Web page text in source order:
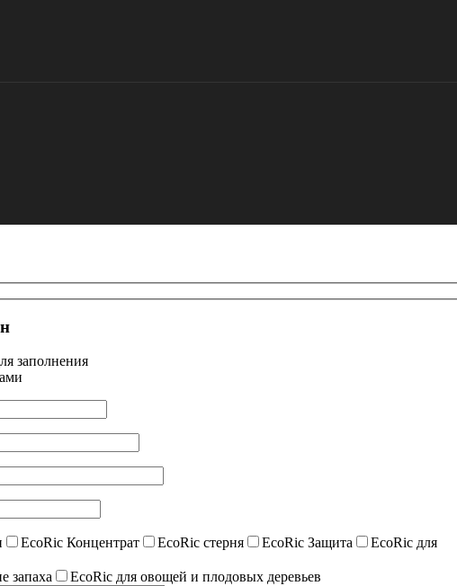
заполнения
EcoRic Концентрат EcoRic стерня EcoRic Защита
EcoRic для
запаха EcoRic для овощей и плодовых деревьев